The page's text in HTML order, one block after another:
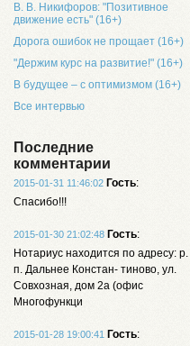
В. В. Никифоров: "Позитивное
движение есть" (16+)
Дорога ошибок не прощает (16+)
"Держим курс на развитие!" (16+)
В будущее – с оптимизмом (16+)
Все интервью
Последние
комментарии
2015-01-31 11:46:02 Гость:
Спасибо!!!
2015-01-30 21:02:48 Гость:
Нотариус находится по адресу: р.
п. Дальнее Констан- тиново, ул.
Совхозная, дом 2а (офис
Многофункци
2015-01-28 19:00:41 Гость: